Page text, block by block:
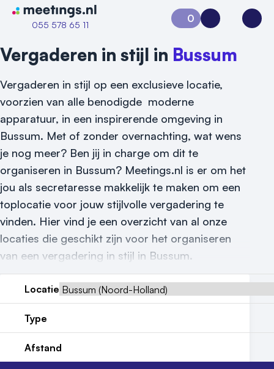
Naar home van Meetings
055 578 65 11
Vraag locatie aan
Locatiegids
Meld locatie aan
Nieuws
Reviews (5⭐️)
Contact
0
Aanvraag 0Inloggen
Vergaderen in stijl in Bussum
Vergaderen in stijl op een exclusieve locatie,
voorzien van alle benodigde moderne
apparatuur, in een inspirerende omgeving in
Bussum. Met of zonder overnachting, wat wens
je nog meer? Ben jij in charge om dit te
organiseren in Bussum? Meetings.nl is er om het
jou als secretaresse makkelijk te maken om een
toplocatie voor jouw stijlvolle vergadering te
vinden. Hier vind je een overzicht van al onze
locaties die geschikt zijn voor het organiseren
van een vergadering in stijl in Bussum.
Locatie
Type
Afstand